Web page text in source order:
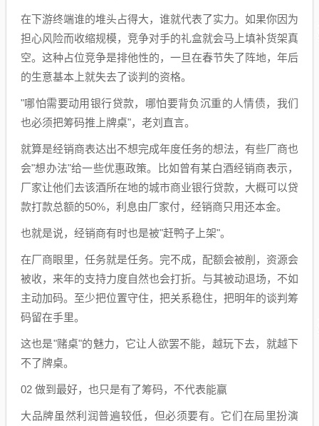
在下游终端谁的堆头占得大，谁就代表了实力。如果你因为
担心风险而收缩规模，竞争对手的礼盒就会马上填补货架真
空。这种占位竞争是排他性的，一旦在春节失了阵地，年后
的生意基本上就失去了谈判的资格。
"哪怕需要动用银行贷款，哪怕要背负沉重的人情债，我们
也必须把筹码推上牌桌"，老刘直言。
就算是经销商表达出不想完成年度任务的想法，有些厂商也
会"想办法"给一些优惠政策。比如曾有某白酒经销商表示，
厂家让他们去该酒所在地的城市商业银行贷款，大概可以贷
款打款总额的50%，利息由厂家付，经销商只用还本金。
也就是说，经销商有时也是被"赶鸭子上架"。
在厂商眼里，任务就是任务。完不成，配额会被削，资源会
被收，来年的支持力度自然也会打折。与其被动退场，不如
主动加码。至少把位置守住，把关系稳住，把明年的谈判筹
码留在手里。
这也是"赌桌"的魅力，它让人欲罢不能，越玩下去，就越下
不了牌桌。
02 做到最好，也只是有了筹码，不代表能赢
大品牌虽然利润普遍较低，但必须要有。它们在局里扮演